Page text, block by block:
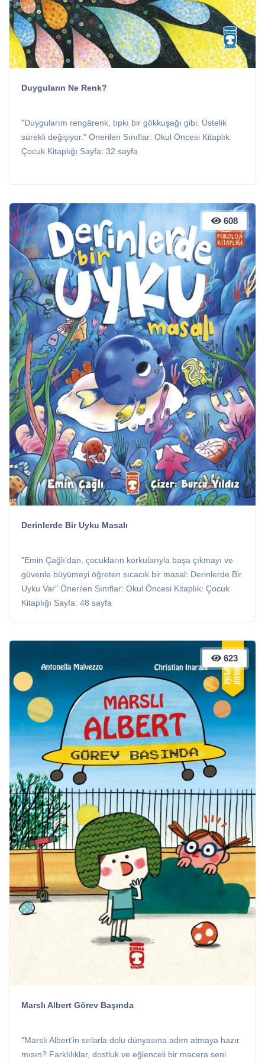
Duyguların Ne Renk?
"Duygularım rengârenk, tıpkı bir gökkuşağı gibi. Üstelik
sürekli değişiyor." Önerilen Sınıflar: Okul Öncesi Kitaplık:
Çocuk Kitaplığı Sayfa: 32 sayfa
608
608
Derinlerde Bir Uyku Masalı
"Emin Çağlı’dan, çocukların korkularıyla başa çıkmayı ve
güvenle büyümeyi öğreten sıcacık bir masal: Derinlerde Bir
Uyku Var" Önerilen Sınıflar: Okul Öncesi Kitaplık: Çocuk
Kitaplığı Sayfa: 48 sayfa
623
623
Marslı Albert Görev Başında
"Marslı Albert’in sırlarla dolu dünyasına adım atmaya hazır
mısın? Farklılıklar, dostluk ve eğlenceli bir macera seni